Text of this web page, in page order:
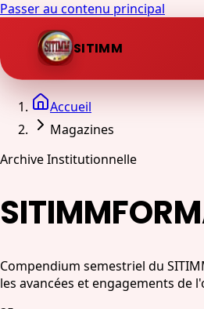
Passer au contenu principal
SITIMM
Accueil
Magazines
Archive Institutionnelle
Compendium semestriel du
les avancées et engagements de